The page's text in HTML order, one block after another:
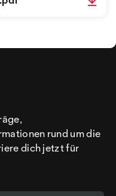
rund um die
dich jetzt für